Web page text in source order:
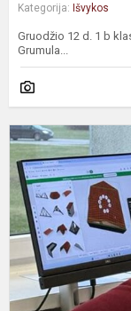
Kategorija: Išvykos
Gruodžio 12 d. 1 b
Grumula...